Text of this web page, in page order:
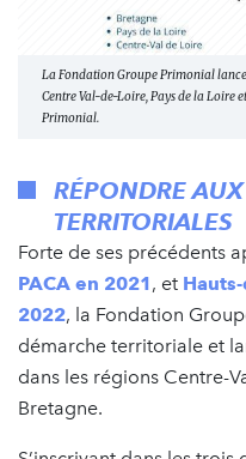
La Fondation Groupe Primonial
Centre Val-de-Loire, Pays de la Loire
Primonial.
RÉPONDRE
TERRITORIALES
Forte de ses précédents
PACA en 2021, et
2022, la Fondation
démarche territoriale et
dans les régions Centre-
Bretagne.